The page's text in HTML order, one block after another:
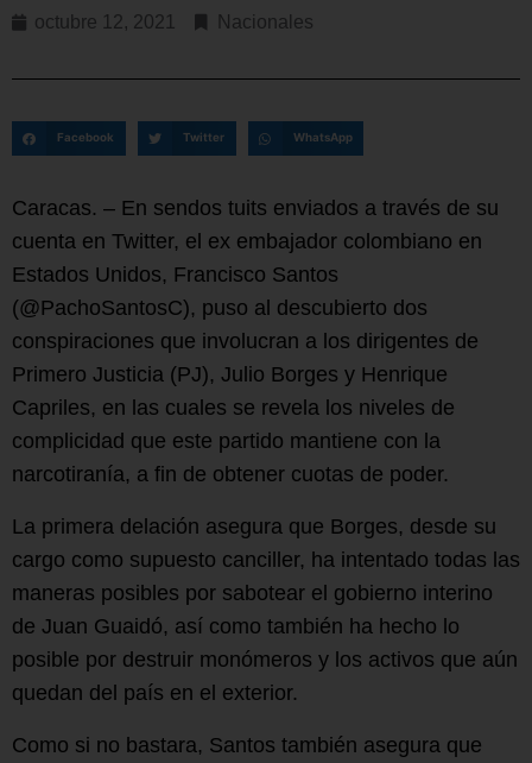
octubre 12, 2021 Nacionales
Facebook Twitter WhatsApp
Caracas. – En sendos tuits enviados a través de su
cuenta en Twitter, el ex embajador colombiano en
Estados Unidos, Francisco Santos
(@PachoSantosC), puso al descubierto dos
conspiraciones que involucran a los dirigentes de
Primero Justicia (PJ), Julio Borges y Henrique
Capriles, en las cuales se revela los niveles de
complicidad que este partido mantiene con la
narcotiranía, a fin de obtener cuotas de poder.
La primera delación asegura que Borges, desde su
cargo como supuesto canciller, ha intentado todas las
maneras posibles por sabotear el gobierno interino
de Juan Guaidó, así como también ha hecho lo
posible por destruir monómeros y los activos que aún
quedan del país en el exterior.
Como si no bastara, Santos también asegura que